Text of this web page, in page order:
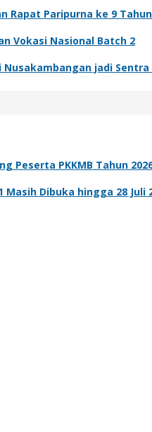
Rapat Paripurna ke 9
Vokasi Nasional Batch 2
jadi
Peserta PKKMB Tahun
Dibuka hingga 28 Juli